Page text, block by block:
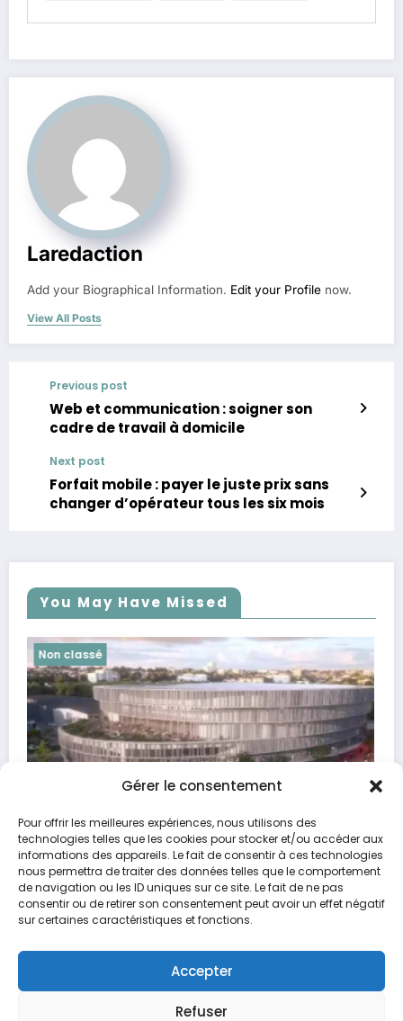
Gérer le consentement
Pour offrir les meilleures expériences, nous utilisons des
technologies telles que les cookies pour stocker et/ou accéder aux
informations des appareils. Le fait de consentir à ces technologies
nous permettra de traiter des données telles que le comportement
de navigation ou les ID uniques sur ce site. Le fait de ne pas
consentir ou de retirer son consentement peut avoir un effet négatif
sur certaines caractéristiques et fonctions.
Accepter
Refuser
Laredaction
Add your Biographical Information. Edit your Profile now.
View All Posts
Previous post
Web et communication : soigner son
cadre de travail à domicile
Next post
Forfait mobile : payer le juste prix sans
changer d’opérateur tous les six mois
You May Have Missed
Non classé
Les duels à surveiller cette semaine
20 octobre 2024 Max
Politique de confidentialité
Mentions légales
Newscrunch - Magazine & BlogWordPress